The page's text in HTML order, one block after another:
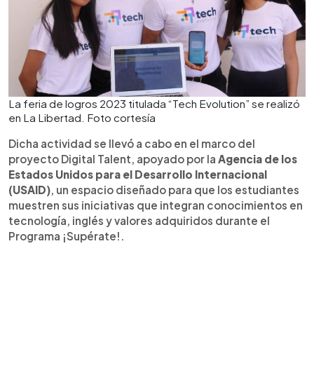
La feria de logros 2023 titulada “Tech Evolution” se realizó
en La Libertad. Foto cortesía
Dicha actividad se llevó a cabo en el marco del
proyecto Digital Talent, apoyado por la Agencia de los
Estados Unidos para el Desarrollo Internacional
(USAID), un espacio diseñado para que los estudiantes
muestren sus iniciativas que integran conocimientos en
tecnología, inglés y valores adquiridos durante el
Programa ¡Supérate!.